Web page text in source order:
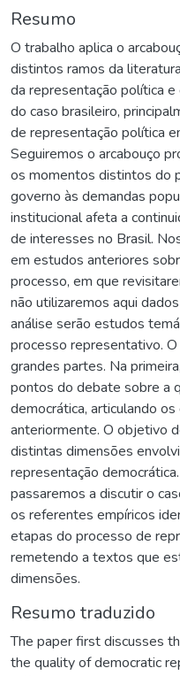
Resumo
O trabalho aplica o
distintos ramos da
da representação política
do caso brasileiro,
de representação política
Seguiremos o arcabouço
os momentos distintos do
governo às demandas
institucional afeta a
de interesses no Brasil.
em estudos anteriores
processo, em que
não utilizaremos aqui
análise serão estudos
processo representativo.
grandes partes. Na
pontos do debate sobre a
democrática, articulando
anteriormente. O objetivo
distintas dimensões
representação
passaremos a discutir o
os referentes empíricos
etapas do processo de
remetendo a textos que
dimensões.
Resumo traduzido
The paper first discusses
the quality of democratic